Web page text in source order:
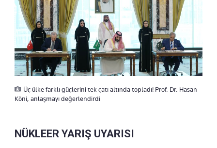
Üç ülke farklı güçlerini tek çatı altında topladı! Prof. Dr. Hasan
Köni, anlaşmayı değerlendirdi
NÜKLEER YARIŞ UYARISI